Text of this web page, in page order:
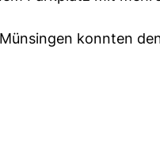
Münsingen konnten